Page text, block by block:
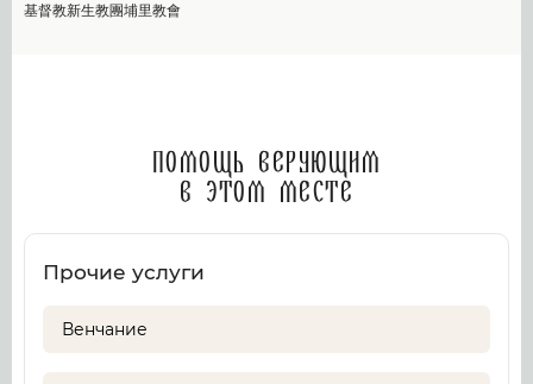
基督教新生教團埔里教會
Помощь верующим
в этом месте
Прочие услуги
Венчание